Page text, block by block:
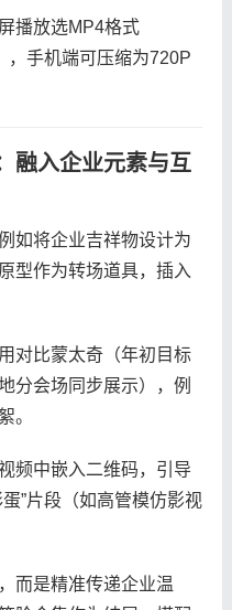
播放选MP4格式
，手机端可压缩为720P
融入企业元素与互
如将企业吉祥物设计为
型作为转场道具，插入
对比蒙太奇（年初目标
分会场同步展示），例
。
频中嵌入二维码，引导
”片段（如高管模仿影视
而是精准传递企业温